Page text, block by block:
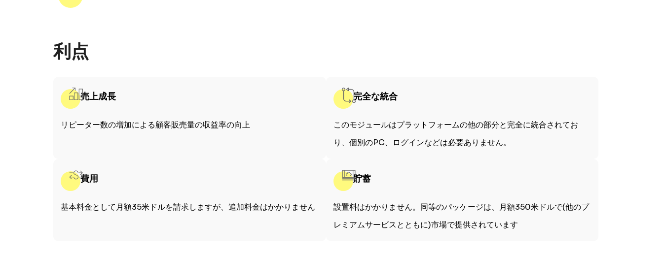
利点
売上成長
リピーター数の増加による顧客販売量の収益率の向上
完全な統合
このモジュールはプラットフォームの他の部分と完全に統合されてお
り、個別のPC、ログインなどは必要ありません。
費用
基本料金として月額35米ドルを請求しますが、追加料金はかかりません
貯蓄
設置料はかかりません。同等のパッケージは、月額350米ドルで(他のプ
レミアムサービスとともに)市場で提供されています